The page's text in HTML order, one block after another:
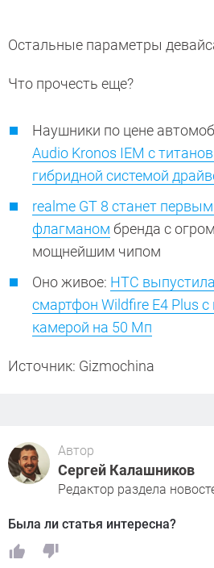
Остальные параметры
Что прочесть еще?
Наушники по цене
Audio Kronos IEM с
гибридной системой
realme GT 8 станет
флагманом бренда с
мощнейшим чипом
Оно живое: HTC
смартфон Wildfire E4 Plus
камерой на 50 Мп
Источник: Gizmochina
Автор
Сергей Калашников
Редактор раздела
Была ли статья интересна?